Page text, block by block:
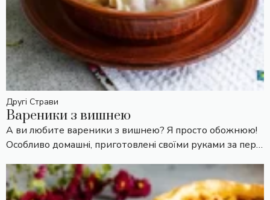
Другі Страви
Вареники з вишнею
А ви любите вареники з вишнею? Я просто обожнюю!
Особливо домашні, приготовлені своїми руками за пер…